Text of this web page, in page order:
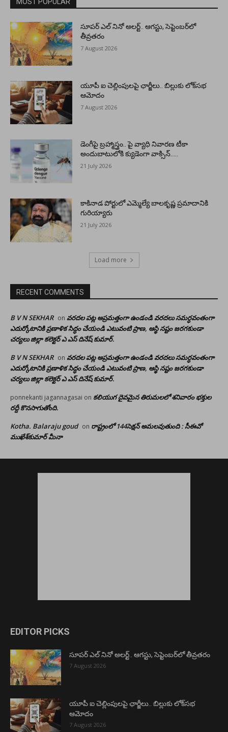
సూపర్ ఎల్ నినో అలర్ట్.. ఆగస్టు, సెప్టెంబర్‌లో
తీవ్రతరం
7 August 2026
యూపీ ఐ చెల్లింపులపై ఛార్జీలు.. బిల్లుకు లోక్‌సభ
ఆమోదం
7 August 2026
డెంగీపై బ్రహ్మాస్త్రం.. పై వ్యాధి నివారణ టీకా
అందుబాటులోకి క్యుడెంగా వాక్సిన్…..
21 July 2026
కాకినాడ పోర్టులో ఎమ్మెల్యే బాలకృష్ణ ప్రమాదానికి
గురియ్యారు
21 July 2026
Load more
RECENT COMMENTS
B V N SEKHAR on వరదల పట్ల అప్రమత్తంగా ఉండండి వరదలు సమర్ధవంతంగా
ఎదుర్కోటానికి ప్రణాళిక సిద్ధం చేయండి ఎటువంటి ప్రాణ, ఆస్థి నష్టం జరగకుండా
చర్యలు జిల్లా కలెక్టర్ ఎ ఎస్ దినేష్ కుమార్.
B V N SEKHAR on వరదల పట్ల అప్రమత్తంగా ఉండండి వరదలు సమర్ధవంతంగా
ఎదుర్కోటానికి ప్రణాళిక సిద్ధం చేయండి ఎటువంటి ప్రాణ, ఆస్థి నష్టం జరగకుండా
చర్యలు జిల్లా కలెక్టర్ ఎ ఎస్ దినేష్ కుమార్.
ponnekanti jagannagasai on కలియుగ దైవమైన తిరుమలలో శనివారం భక్తుల
రద్దీ కొనసాగుతోంది.
Kotha. Balaraju goud on రాష్ట్రంలో 144సెక్షన్ అమలవుతుంది : సీఈవో
ముఖేశ్‌కుమార్‌ మీనా
EDITOR PICKS
సూపర్ ఎల్ నినో అలర్ట్.. ఆగస్టు, సెప్టెంబర్‌లో తీవ్రతరం
7 August 2026
యూపీ ఐ చెల్లింపులపై ఛార్జీలు.. బిల్లుకు లోక్‌సభ
ఆమోదం
7 August 2026